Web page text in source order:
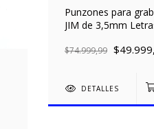
Punzones para
JIM de 3,5mm
$74.999,99
DETALLES